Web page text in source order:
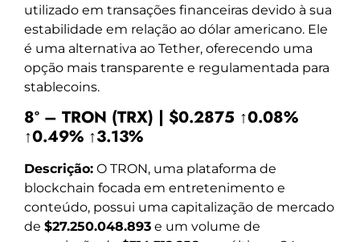
utilizado em transações financeiras devido à sua
estabilidade em relação ao dólar americano. Ele
é uma alternativa ao Tether, oferecendo uma
opção mais transparente e regulamentada para
stablecoins.
8º – TRON (TRX) | $0.2875 ↑0.08%
↑0.49% ↑3.13%
Descrição: O TRON, uma plataforma de
blockchain focada em entretenimento e
conteúdo, possui uma capitalização de mercado
de $27.250.048.893 e um volume de